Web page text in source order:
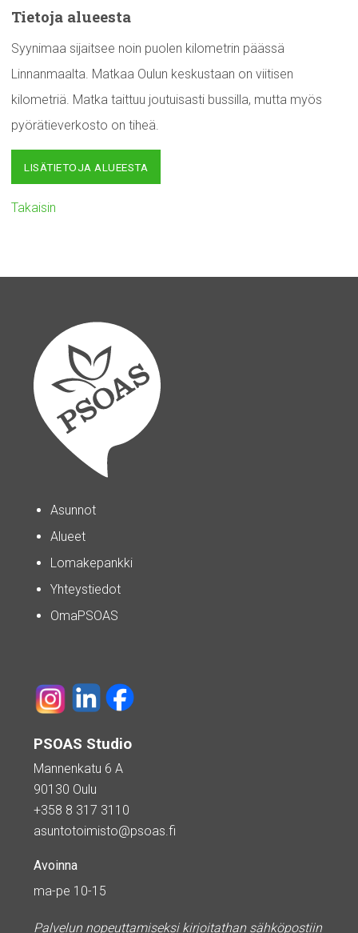
Tietoja alueesta
Syynimaa sijaitsee noin puolen kilometrin päässä
Linnanmaalta. Matkaa Oulun keskustaan on viitisen
kilometriä. Matka taittuu joutuisasti bussilla, mutta myös
pyörätieverkosto on tiheä.
LISÄTIETOJA ALUEESTA
Takaisin
Asunnot
Alueet
Lomakepankki
Yhteystiedot
OmaPSOAS
PSOAS Studio
Mannenkatu 6 A
90130 Oulu
+358 8 317 3110
asuntotoimisto@psoas.fi
Avoinna
ma-pe 10-15
Palvelun nopeuttamiseksi kirjoitathan sähköpostiin